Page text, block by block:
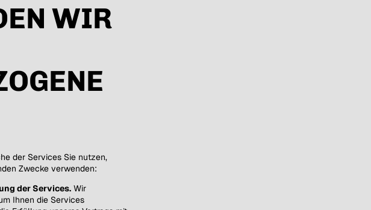
WIR
der Services Sie nutzen,
Zwecke verwenden:
der Services.Wir
Ihnen die Services